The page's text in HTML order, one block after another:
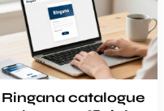
Ringana catalogue